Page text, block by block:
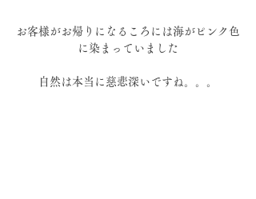
お客様がお帰りになるころには海がピンク色
に染まっていました
自然は本当に慈悲深いですね。。。